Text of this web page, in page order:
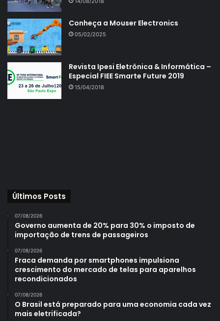
Conheça a Mouser Electronics
05/02/2025
Revista Ipesi Eletrônica & Informática –
Especial FIEE Smarte Future 2019
15/04/2018
Últimos Posts
07/08/2026
Governo aumenta de 20% para 30% o imposto de
importação de trens de passageiros
07/08/2026
Fraca demanda por smartphones impulsiona
crescimento do mercado de telas para aparelhos
recondicionados
07/08/2026
O Brasil está preparado para uma economia cada vez
mais eletrificada?